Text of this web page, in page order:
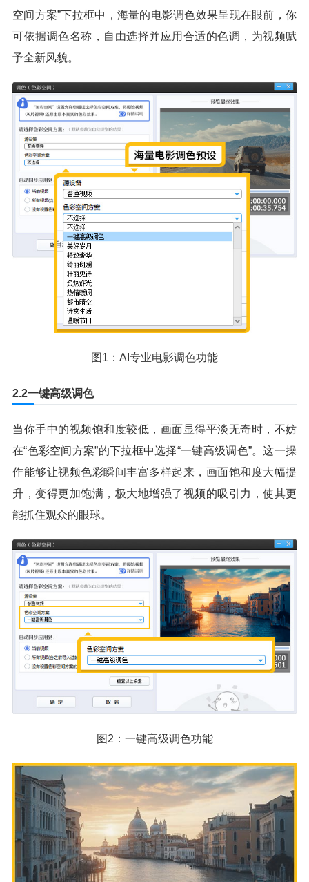
空间方案”下拉框中，海量的电影调色效果呈现在眼前，你
可依据调色名称，自由选择并应用合适的色调，为视频赋
予全新风貌。
图1：AI专业电影调色功能
2.2一键高级调色
当你手中的视频饱和度较低，画面显得平淡无奇时，不妨
在“色彩空间方案”的下拉框中选择“一键高级调色”。这一操
作能够让视频色彩瞬间丰富多样起来，画面饱和度大幅提
升，变得更加饱满，极大地增强了视频的吸引力，使其更
能抓住观众的眼球。
图2：一键高级调色功能